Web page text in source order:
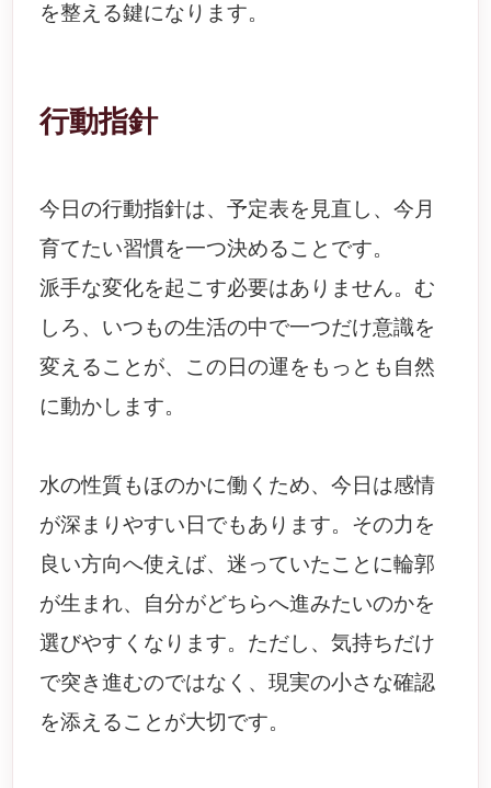
を整える鍵になります。
行動指針
今日の行動指針は、予定表を見直し、今月
育てたい習慣を一つ決めることです。
派手な変化を起こす必要はありません。む
しろ、いつもの生活の中で一つだけ意識を
変えることが、この日の運をもっとも自然
に動かします。
水の性質もほのかに働くため、今日は感情
が深まりやすい日でもあります。その力を
良い方向へ使えば、迷っていたことに輪郭
が生まれ、自分がどちらへ進みたいのかを
選びやすくなります。ただし、気持ちだけ
で突き進むのではなく、現実の小さな確認
を添えることが大切です。